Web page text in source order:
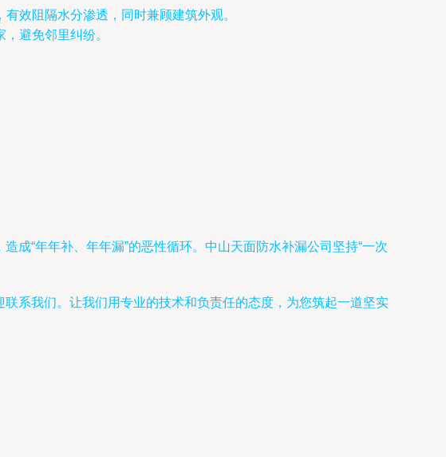
效阻隔水分渗透，同时兼顾建筑外观。
避免邻里纠纷。
成“年年补、年年漏”的恶性循环。中山天面防水补漏公司坚持“一次
系我们。让我们用专业的技术和负责任的态度，为您筑起一道坚实